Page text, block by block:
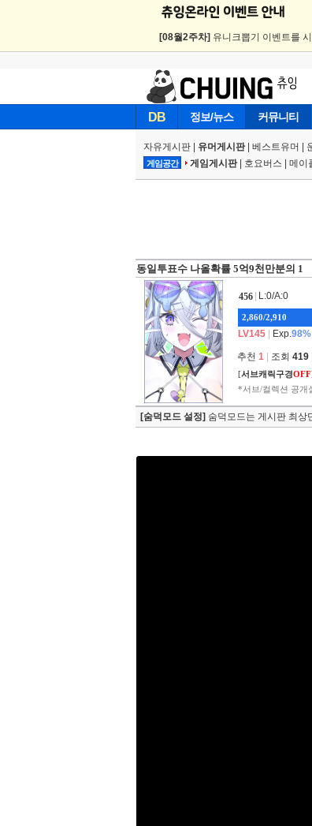
[08월2주차] 유니크뽑기 이벤트를
DB 정보/뉴스 커뮤니티
자유게시판 유머게시판| 베스트유머
게임공간 게임게시판| 호요버스 메이
동일투표수 나올확률 5억9천만분의 1
456 L:0/A:0
2,860/2,910
LV145 Exp.98%
추천 1 조회 419
[서브캐릭구경OFF
*서브/컬렉션 공개
[숨덕모드 설정] 숨덕모드는 게시판 최상